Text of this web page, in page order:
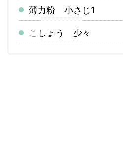
薄力粉 小さじ1
こしょう 少々